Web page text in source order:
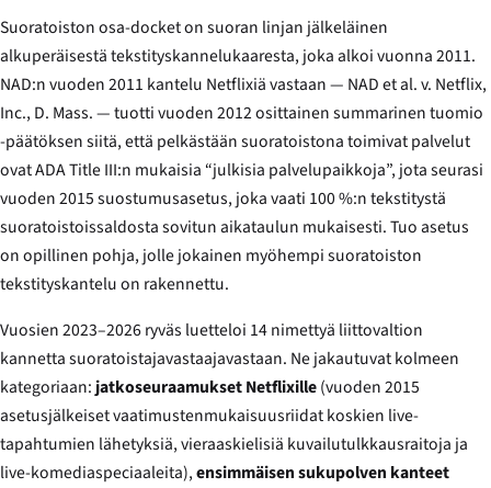
Suoratoiston osa-docket on suoran linjan jälkeläinen
alkuperäisestä tekstityskannelukaaresta, joka alkoi vuonna 2011.
NAD:n vuoden 2011 kantelu Netflixiä vastaan — NAD et al. v. Netflix,
Inc., D. Mass. — tuotti vuoden 2012 osittainen summarinen tuomio
-päätöksen siitä, että pelkästään suoratoistona toimivat palvelut
ovat ADA Title III:n mukaisia “julkisia palvelupaikkoja”, jota seurasi
vuoden 2015 suostumusasetus, joka vaati 100 %:n tekstitystä
suoratoistoissaldosta sovitun aikataulun mukaisesti. Tuo asetus
on opillinen pohja, jolle jokainen myöhempi suoratoiston
tekstityskantelu on rakennettu.
Vuosien 2023–2026 ryväs luetteloi 14 nimettyä liittovaltion
kannetta suoratoistajavastaajavastaan. Ne jakautuvat kolmeen
kategoriaan:jatkoseuraamukset Netflixille(vuoden 2015
asetusjälkeiset vaatimustenmukaisuusriidat koskien live-
tapahtumien lähetyksiä, vieraaskielisiä kuvailutulkkausraitoja ja
live-komediaspeciaaleita),ensimmäisen sukupolven kanteet